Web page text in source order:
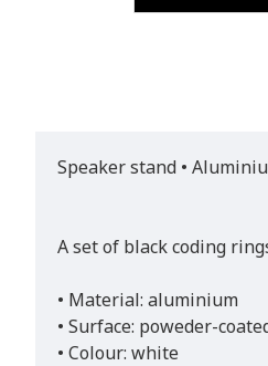
Speaker stand •
A set of black coding
• Material: aluminium
• Surface: poweder-
• Colour: white